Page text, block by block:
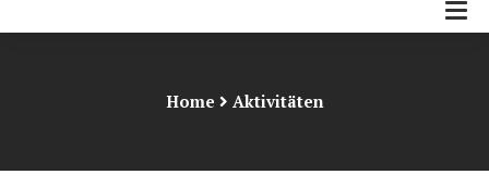
Home Aktivitäten